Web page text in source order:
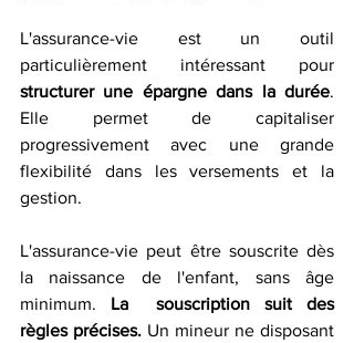
L'assurance-vie est un outil
structurer une épargne dans la durée.
Elle permet de capitaliser
progressivement avec une grande
flexibilité dans les versements et la
gestion.
L'assurance-vie peut être souscrite dès
la naissance de l'enfant, sans âge
minimum. La  souscription suit des
règles précises. Un mineur ne disposant